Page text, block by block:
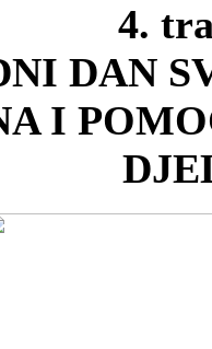
4.
DAN
I